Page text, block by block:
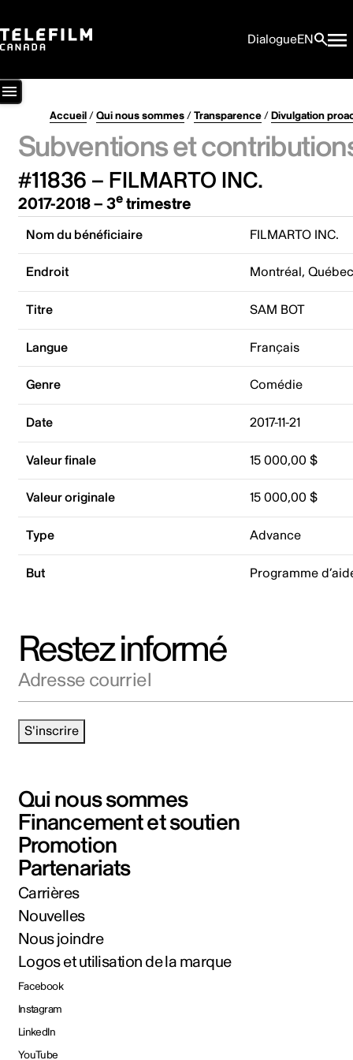
DialogueEN
Accueil/Qui nous sommes/Transparence/Divulgation
Subventions et
#11836 – FILMARTO INC.
2017-2018 – 3etrimestre
Nom du bénéficiaire FILMARTO INC.
Endroit Montréal,
Titre SAM BOT
Langue Français
Genre Comédie
Date 2017-11-21
Valeur finale 15 000,00 $
Valeur originale 15 000,00 $
Type Advance
But Programme
Restez informé
S'inscrire
Qui nous sommes
Financement et soutien
Promotion
Partenariats
Carrières
Nouvelles
Nous joindre
Logos et utilisation de la marque
Facebook
Instagram
LinkedIn
YouTube